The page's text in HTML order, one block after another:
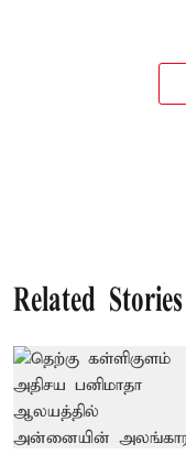
Related Stories